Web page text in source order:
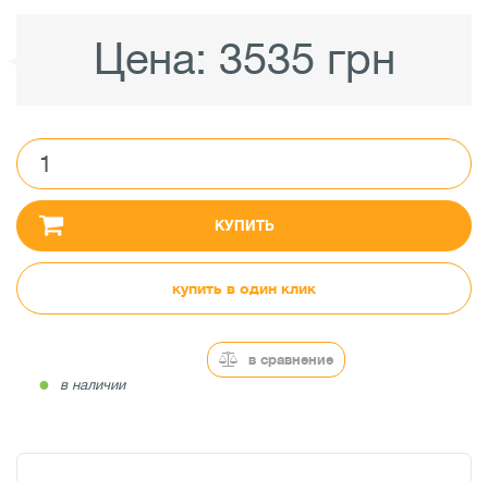
Цена: 3535 грн
КУПИТЬ
купить в один клик
● в наличии
в сравнение